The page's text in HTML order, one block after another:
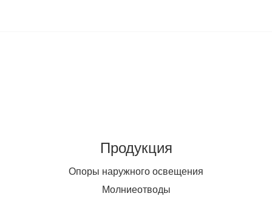
Продукция
Опоры наружного освещения
Молниеотводы